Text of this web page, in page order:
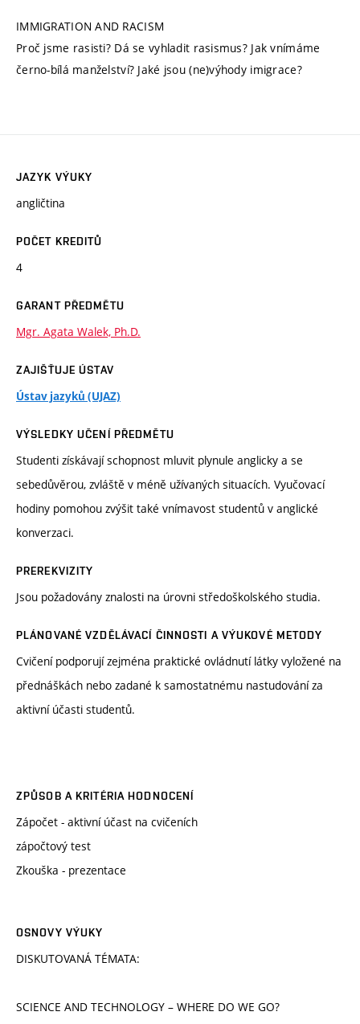
IMMIGRATION AND RACISM
Proč jsme rasisti? Dá se vyhladit rasismus? Jak vnímáme
černo-bílá manželství? Jaké jsou (ne)výhody imigrace?
JAZYK VÝUKY
angličtina
POČET KREDITŮ
4
GARANT PŘEDMĚTU
Mgr. Agata Walek, Ph.D.
ZAJIŠŤUJE ÚSTAV
Ústav jazyků (UJAZ)
VÝSLEDKY UČENÍ PŘEDMĚTU
Studenti získávají schopnost mluvit plynule anglicky a se
sebedůvěrou, zvláště v méně užívaných situacích. Vyučovací
hodiny pomohou zvýšit také vnímavost studentů v anglické
konverzaci.
PREREKVIZITY
Jsou požadovány znalosti na úrovni středoškolského studia.
PLÁNOVANÉ VZDĚLÁVACÍ ČINNOSTI A VÝUKOVÉ METODY
Cvičení podporují zejména praktické ovládnutí látky vyložené na
přednáškách nebo zadané k samostatnému nastudování za
aktivní účasti studentů.
ZPŮSOB A KRITÉRIA HODNOCENÍ
Zápočet - aktivní účast na cvičeních
zápočtový test
Zkouška - prezentace
OSNOVY VÝUKY
DISKUTOVANÁ TÉMATA:
SCIENCE AND TECHNOLOGY – WHERE DO WE GO?